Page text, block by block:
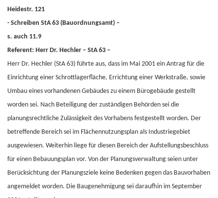
Heidestr. 121
- Schreiben StA 63 (Bauordnungsamt) –
s. auch 11.9
Referent: Herr Dr. Hechler – StA 63 –
Herr Dr. Hechler (StA 63) führte aus, dass im Mai 2001 ein Antrag für die
Einrichtung einer Schrottlagerfläche, Errichtung einer Werkstraße, sowie
Umbau eines vorhandenen Gebäudes zu einem Bürogebäude gestellt
worden sei. Nach Beteiligung der zuständigen Behörden sei die
planungsrechtliche Zulässigkeit des Vorhabens festgestellt worden. Der
betreffende Bereich sei im Flächennutzungsplan als Industriegebiet
ausgewiesen. Weiterhin liege für diesen Bereich der Aufstellungsbeschluss
für einen Bebauungsplan vor. Von der Planungsverwaltung seien unter
Berücksichtung der Planungsziele keine Bedenken gegen das Bauvorhaben
angemeldet worden. Die Baugenehmigung sei daraufhin im September